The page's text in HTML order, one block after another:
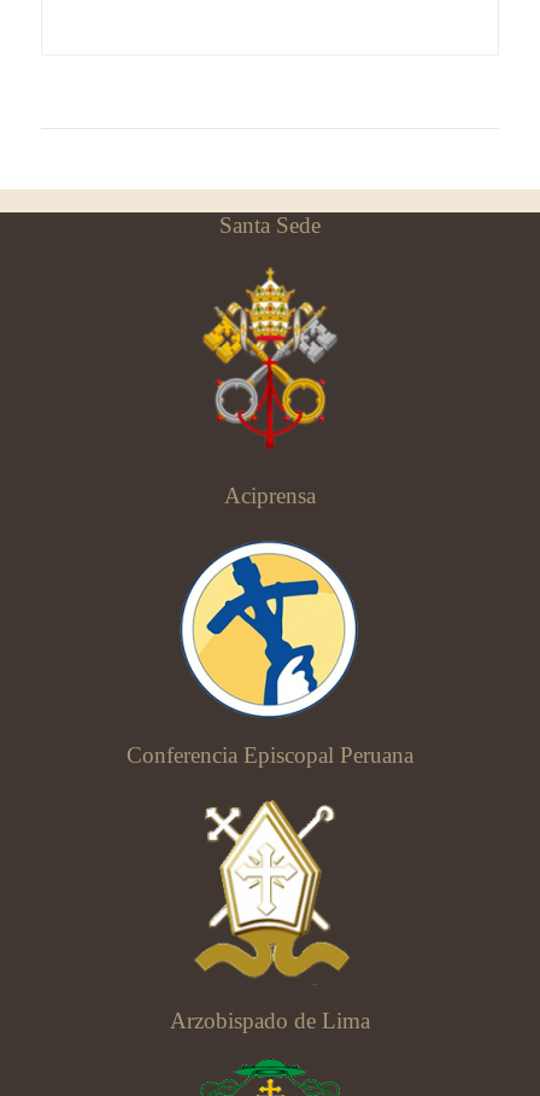
Santa Sede
Aciprensa
Conferencia Episcopal Peruana
Arzobispado de Lima